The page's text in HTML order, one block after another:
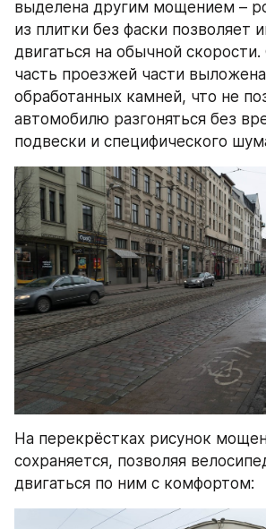
выделена другим мощением –
из плитки без фаски позволяет
двигаться на обычной скорости.
часть проезжей части
обработанных камней, что не
автомобилю разгоняться без
подвески и специфического
На перекрёстках рисунок
сохраняется, позволяя
двигаться по ним с комфортом: